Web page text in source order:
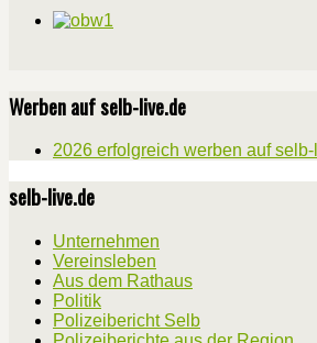
Werben auf selb-live.de
2026 erfolgreich werben auf
selb-live.de
Unternehmen
Vereinsleben
Aus dem Rathaus
Politik
Polizeibericht Selb